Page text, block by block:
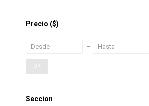
Precio ($)
OK
Seccion